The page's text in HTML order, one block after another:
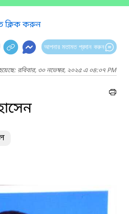
ক্লিক করুন
আপনার মতামত প্রদান করুন
রবিবার, ৩০ নভেম্বর, ২০২৫ এ ০৪:০৭ PM